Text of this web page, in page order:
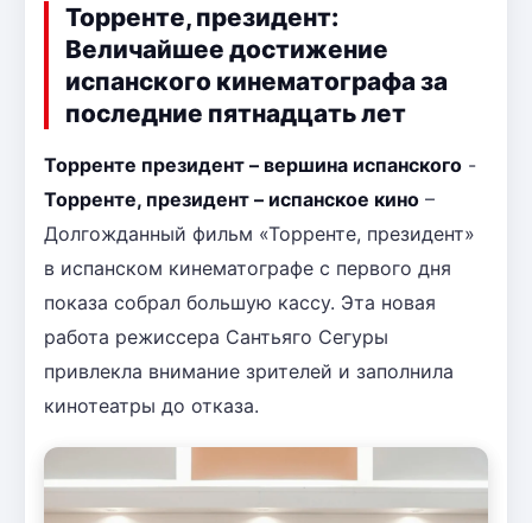
Торренте, президент:
Величайшее достижение
испанского кинематографа за
последние пятнадцать лет
Торренте президент – вершина испанского -
Торренте, президент – испанское кино –
Долгожданный фильм «Торренте, президент»
в испанском кинематографе с первого дня
показа собрал большую кассу. Эта новая
работа режиссера Сантьяго Сегуры
привлекла внимание зрителей и заполнила
кинотеатры до отказа.